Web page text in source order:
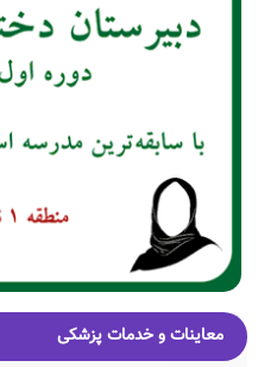
معاینات و خدمات پزشکی